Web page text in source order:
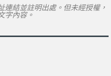
連結並註明出處。但未經授權，
字內容。